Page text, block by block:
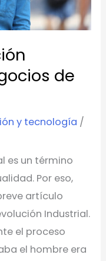
de
y tecnología /
es un término
Por eso,
artículo
Industrial.
el proceso
el hombre era